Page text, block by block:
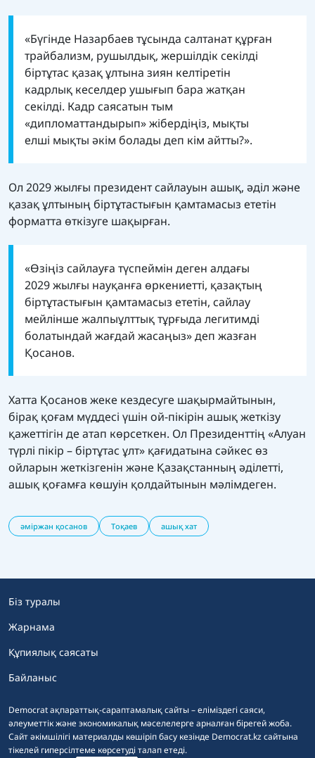
«Бүгінде Назарбаев тұсында салтанат құрған
трайбализм, рушылдық, жершілдік секілді
біртұтас қазақ ұлтына зиян келтіретін
кадрлық кеселдер ушығып бара жатқан
секілді. Кадр саясатын тым
«дипломаттандырып» жібердіңіз, мықты
елші мықты әкім болады деп кім айтты?».
Ол 2029 жылғы президент сайлауын ашық, әділ және
қазақ ұлтының біртұтастығын қамтамасыз ететін
форматта өткізуге шақырған.
«Өзіңіз сайлауға түспеймін деген алдағы
2029 жылғы науқанға өркениетті, қазақтың
біртұтастығын қамтамасыз ететін, сайлау
мейлінше жалпыұлттық тұрғыда легитимді
болатындай жағдай жасаңыз» деп жазған
Қосанов.
Хатта Қосанов жеке кездесуге шақырмайтынын,
бірақ қоғам мүддесі үшін ой-пікірін ашық жеткізу
қажеттігін де атап көрсеткен. Ол Президенттің «Алуан
түрлі пікір – біртұтас ұлт» қағидатына сәйкес өз
ойларын жеткізгенін және Қазақстанның әділетті,
ашық қоғамға көшуін қолдайтынын мәлімдеген.
әміржан қосанов Тоқаев ашық хат
Democrat ақпараттық-сараптамалық сайты – еліміздегі саяси,
әлеуметтік және экономикалық мәселелерге арналған бірегей жоба.
Сайт әкімшілігі материалды көшіріп басу кезінде Democrat.kz сайтына
тікелей гиперсілтеме көрсетуді талап етеді.
Біз туралы
Жарнама
Құпиялық саясаты
Байланыс